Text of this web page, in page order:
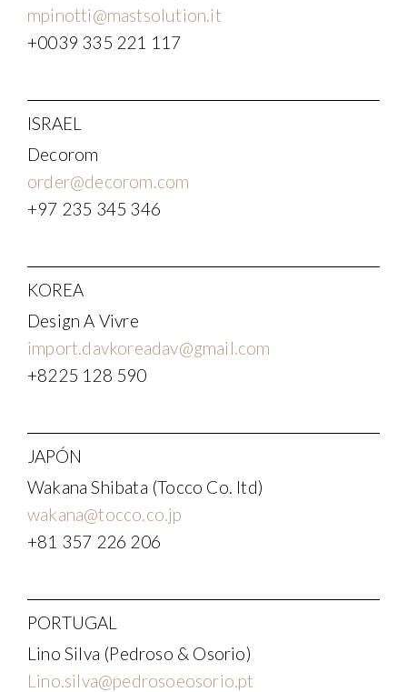
mpinotti@mastsolution.it
+0039 335 221 117
ISRAEL
Decorom
order@decorom.com
+97 235 345 346
KOREA
Design A Vivre
import.davkoreadav@gmail.com
+8225 128 590
JAPÓN
Wakana Shibata (Tocco Co. ltd)
wakana@tocco.co.jp
+81 357 226 206
PORTUGAL
Lino Silva (Pedroso & Osorio)
Lino.silva@pedrosoeosorio.pt